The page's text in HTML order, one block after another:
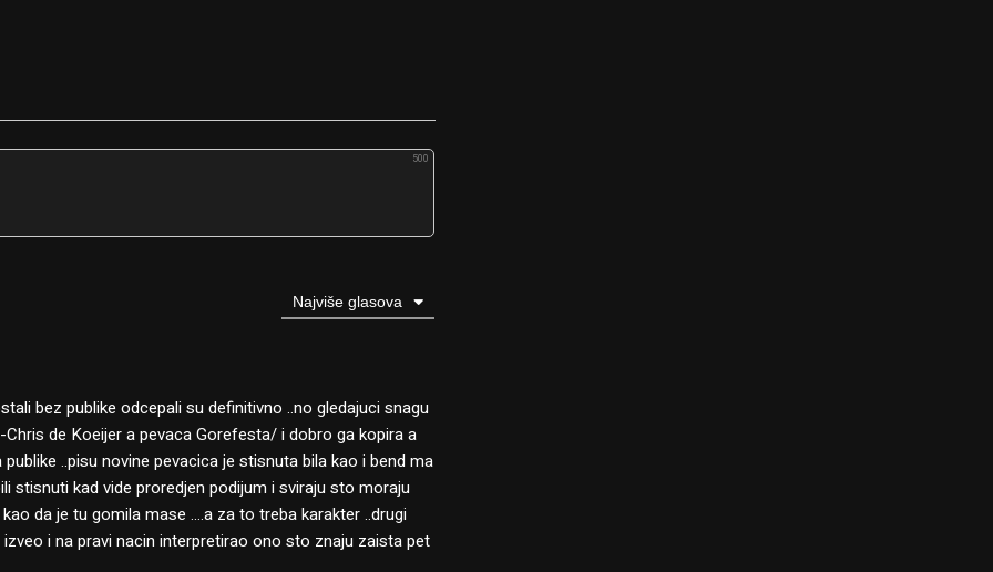
500
Najviše glasova
bez publike odcepali su definitivno ..no gledajuci snagu
de Koeijer a pevaca Gorefesta/ i dobro ga kopira a
..pisu novine pevacica je stisnuta bila kao i bend ma
stisnuti kad vide proredjen podijum i sviraju sto moraju
da je tu gomila mase ….a za to treba karakter ..drugi
i na pravi nacin interpretirao ono sto znaju zaista pet